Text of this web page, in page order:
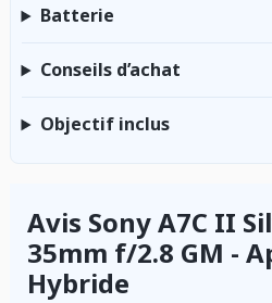
Batterie
Conseils d’achat
Objectif inclus
Avis Sony A7C II
35mm f/2.8 GM -
Hybride